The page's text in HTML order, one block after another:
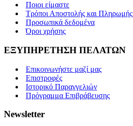
Ποιοι είμαστε
Τρόποι Αποστολής και Πληρωμής
Προσωπικά δεδομένα
Όροι χρήσης
ΕΞΥΠΗΡΕΤΗΣΗ ΠΕΛΑΤΩΝ
Επικοινωνήστε μαζί μας
Επιστροφές
Ιστορικό Παραγγελιών
Πρόγραμμα Επιβράβευσης
Newsletter